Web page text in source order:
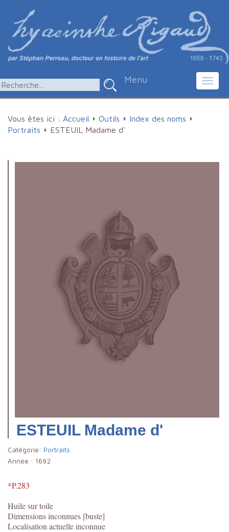
Menu
Vous êtes ici : Accueil Outils
Index des noms
Portraits
ESTEUIL Madame d'
ESTEUIL Madame d'
Catégorie: Portraits
Année : 1692
*P.283
Huile sur toile
Dimensions inconnues [buste]
Localisation actuelle inconnue